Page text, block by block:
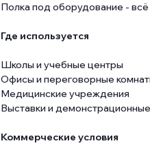
Полка под оборудование -
Где используется
Школы и учебные центры
Офисы и переговорные
Медицинские учреждения
Выставки и
Коммерческие условия